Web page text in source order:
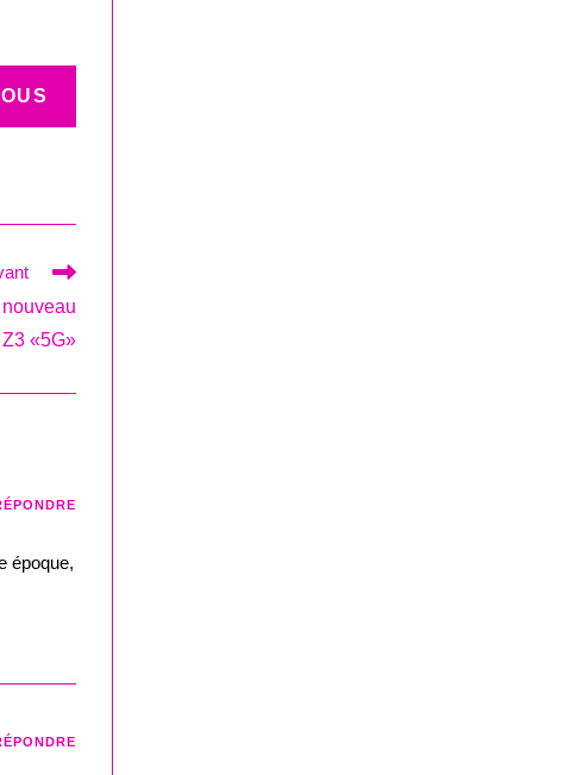
«5G»
époque,